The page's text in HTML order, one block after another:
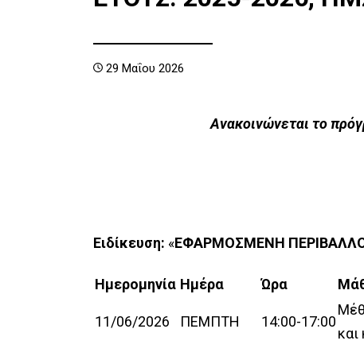
Στοχοθεσία
Εκλογές
29 Μαΐου 2026
Ανακοινώνεται το
Ειδίκευση: «ΕΦΑΡΜΟΣΜΕΝΗ
Ημερομηνία Ημέρα Ώρα
11/06/2026 ΠΕΜΠΤΗ 14:00-17:00